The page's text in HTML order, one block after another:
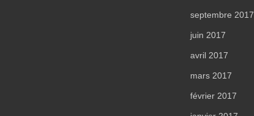
septembre 2017
juin 2017
avril 2017
mars 2017
février 2017